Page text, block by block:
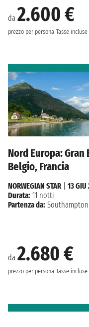
da 2.600 €
prezzo per persona Tasse incluse
Nord Europa:
Belgio, Francia
da 2.680 €
prezzo per persona Tasse incluse
NORWEGIAN STAR
13 GIU
Durata: 11 notti
Partenza da: Southampton